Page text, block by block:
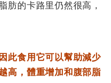
肪的卡路里仍然很高，
此食用它可以幫助減少
高，體重增加和腹部脂